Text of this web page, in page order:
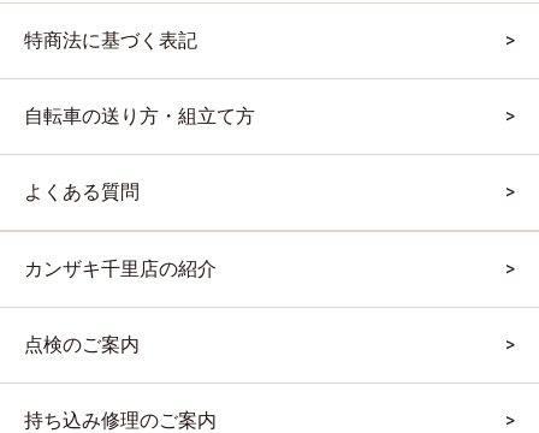
特商法に基づく表記
自転車の送り方・組立て方
よくある質問
カンザキ千里店の紹介
点検のご案内
持ち込み修理のご案内